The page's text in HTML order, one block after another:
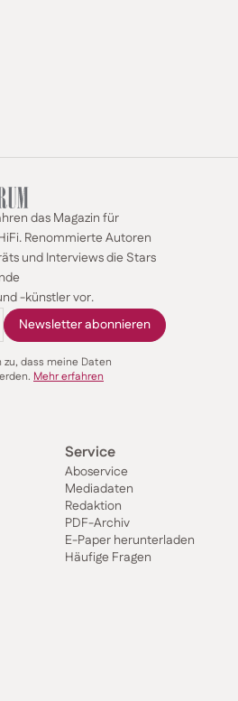
das Magazin für
Renommierte Autoren
und Interviews die Stars
-künstler vor.
dass meine Daten
Mehr erfahren
Service
Aboservice
Mediadaten
Redaktion
PDF-Archiv
E-Paper herunterladen
Häufige Fragen